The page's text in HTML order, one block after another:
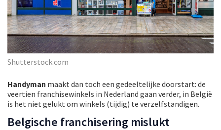
Shutterstock.com
Handyman maakt dan toch een gedeeltelijke doorstart: de
veertien franchisewinkels in Nederland gaan verder, in België
is het niet gelukt om winkels (tijdig) te verzelfstandigen.
Belgische franchisering mislukt